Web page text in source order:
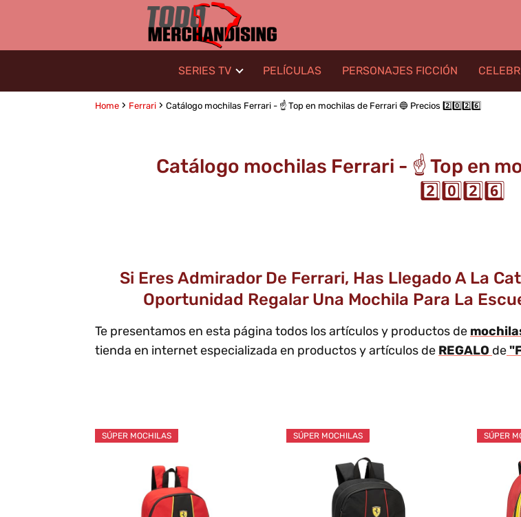
SERIES TV PELÍCULAS PERSONAJES FICCIÓN
Home Ferrari Catálogo mochilas Ferrari - ☝️ Top en mochilas de Ferrari 🔵 Precios 2️⃣0️⃣2️⃣6️⃣
Catálogo mochilas Ferrari - ☝️ Top en
2️⃣0️⃣2️⃣6️⃣
Si Eres Admirador De Ferrari, Has Llegado A La
Oportunidad Regalar Una Mochila Para La
Te presentamos en esta página todos los artículos y productos de
tienda en internet especializada en productos y artículos de REGALO de
SÚPER MOCHILAS SÚPER MOCHILAS SÚPER